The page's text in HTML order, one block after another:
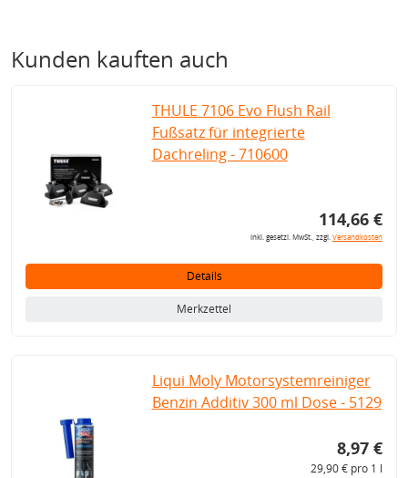
Kunden kauften auch
THULE 7106 Evo Flush Rail
Fußsatz für integrierte
Dachreling - 710600
114,66 €
inkl. gesetzl. MwSt., zzgl.Versandkosten
Details
Merkzettel
Liqui Moly Motorsystemreiniger
Benzin Additiv 300 ml Dose - 5129
8,97 €
29,90 € pro 1 l